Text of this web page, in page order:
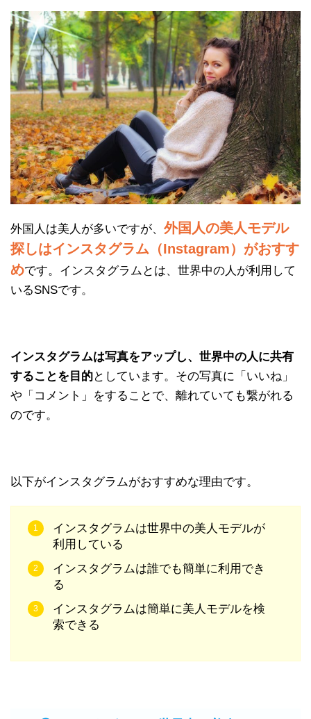
外国人は美人が多いですが、 外国人の美人モデル
探しはインスタグラム（Instagram）がおすす
めです。インスタグラムとは、世界中の人が利用して
いるSNSです。
インスタグラムは写真をアップし、世界中の人に共有
することを目的としています。その写真に「いいね」
や「コメント」をすることで、離れていても繋がれる
のです。
以下がインスタグラムがおすすめな理由です。
インスタグラムは世界中の美人モデルが
利用している
インスタグラムは誰でも簡単に利用でき
る
インスタグラムは簡単に美人モデルを検
索できる